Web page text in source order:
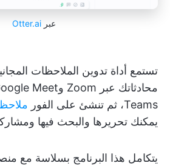
عبر Otter.ai
Teams، ثم تنشئ على الفور
يمكنك تحريرها والبحث فيها
يتكامل هذا البرنامج بسلاسة مع